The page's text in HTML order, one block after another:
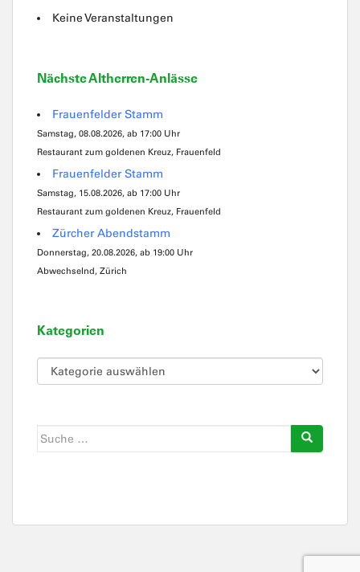
Keine Veranstaltungen
Nächste Altherren-Anlässe
Frauenfelder Stamm
Samstag, 08.08.2026, ab 17:00 Uhr
Restaurant zum goldenen Kreuz, Frauenfeld
Frauenfelder Stamm
Samstag, 15.08.2026, ab 17:00 Uhr
Restaurant zum goldenen Kreuz, Frauenfeld
Zürcher Abendstamm
Donnerstag, 20.08.2026, ab 19:00 Uhr
Abwechselnd, Zürich
Kategorien
Kategorien
Suche